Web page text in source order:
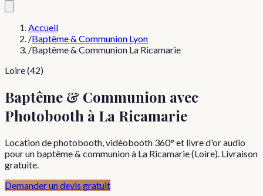
Accueil
/Baptême & Communion Lyon
/Baptême & Communion La Ricamarie
Loire (42)
Baptême & Communion avec
Photobooth à La Ricamarie
Location de photobooth, vidéobooth 360° et livre d'or audio
pour un baptême & communion à La Ricamarie (Loire). Livraison
gratuite.
Demander un devis gratuit